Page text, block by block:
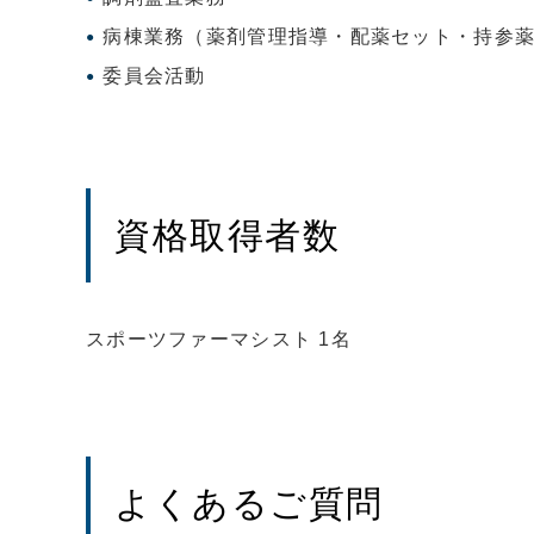
病棟業務（薬剤管理指導・配薬セット・持参
委員会活動
資格取得者数
スポーツファーマシスト 1名
よくあるご質問